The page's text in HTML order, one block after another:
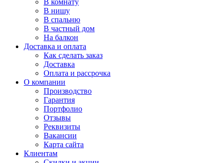
В комнату
В нишу
В спальню
В частный дом
На балкон
Доставка и оплата
Как сделать заказ
Доставка
Оплата и рассрочка
О компании
Производство
Гарантия
Портфолио
Отзывы
Реквизиты
Вакансии
Карта сайта
Клиентам